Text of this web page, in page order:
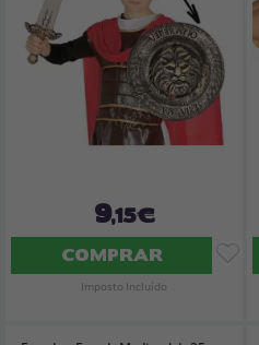
9,15€
COMPRAR
Imposto Incluído